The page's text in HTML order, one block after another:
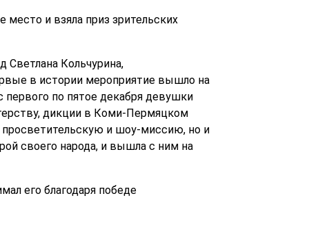
место и взяла приз зрительских
Светлана Кольчурина,
в истории мероприятие вышло на
по пятое декабря девушки
дикции в Коми-Пермяцком
просветительскую и шоу-миссию, но и
своего народа, и вышла с ним на
его благодаря победе